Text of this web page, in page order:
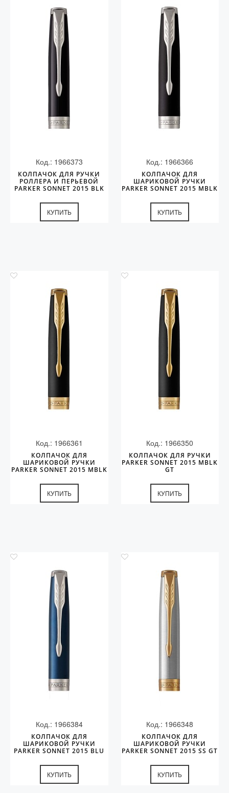
Код.: 1966373
КОЛПАЧОК ДЛЯ РУЧКИ
РОЛЛЕРА И ПЕРЬЕВОЙ
PARKER SONNET 2015 BLK
КУПИТЬ
Код.: 1966366
КОЛПАЧОК ДЛЯ
ШАРИКОВОЙ РУЧКИ
PARKER SONNET 2015 MBLK
КУПИТЬ
Код.: 1966361
КОЛПАЧОК ДЛЯ
ШАРИКОВОЙ РУЧКИ
PARKER SONNET 2015 MBLK
КУПИТЬ
Код.: 1966350
КОЛПАЧОК ДЛЯ РУЧКИ
PARKER SONNET 2015 MBLK
GT
КУПИТЬ
Код.: 1966384
КОЛПАЧОК ДЛЯ
ШАРИКОВОЙ РУЧКИ
PARKER SONNET 2015 BLU
КУПИТЬ
Код.: 1966348
КОЛПАЧОК ДЛЯ
ШАРИКОВОЙ РУЧКИ
PARKER SONNET 2015 SS GT
КУПИТЬ